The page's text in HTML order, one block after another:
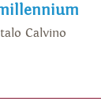
Calvino